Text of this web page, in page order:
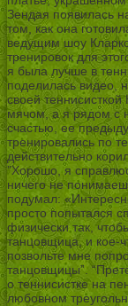
Зендая появилась
том, как она
ведущим шоу
тренировок для
я была лучше в
поделилась видео,
своей
мячом, а я рядом с
счастью, ее
тренировались по
действительно
”Хорошо, я
ничего не
подумал:
просто попытался
физически так,
танцовщица, и кое-
позвольте мне
танцовщицы”.
о теннисистке на
любовном